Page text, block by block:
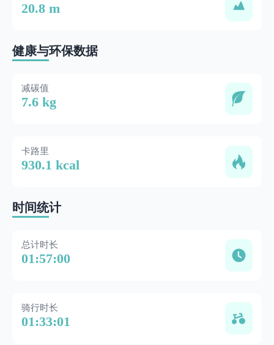
20.8 m
健康与环保数据
减碳值
7.6 kg
卡路里
930.1 kcal
时间统计
总计时长
01:57:00
骑行时长
01:33:01